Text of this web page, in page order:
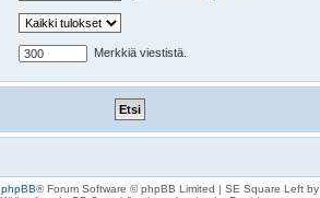
Merkkiä viestistä.
phpBB® Forum Software © phpBB Limited | SE Square Left by